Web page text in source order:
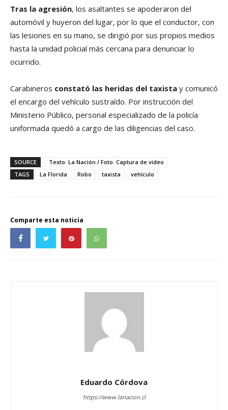
Tras la agresión, los asaltantes se apoderaron del
automóvil y huyeron del lugar, por lo que el conductor, con
las lesiones en su mano, se dirigió por sus propios medios
hasta la unidad policial más cercana para denunciar lo
ocurrido.
Carabineros constató las heridas del taxista y comunicó
el encargo del vehículo sustraído. Por instrucción del
Ministerio Público, personal especializado de la policía
uniformada quedó a cargo de las diligencias del caso.
SOURCE
Texto: La Nación / Foto: Captura de video
TAGS
La Florida Robo taxista vehículo
Comparte esta noticia
Eduardo Córdova
https://www.lanacion.cl